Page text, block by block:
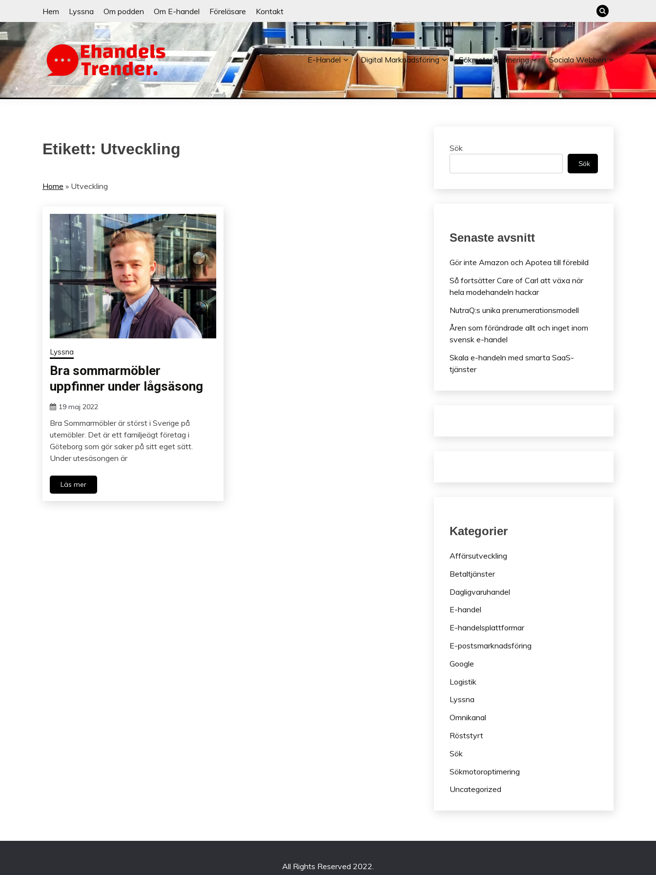
content
Hem Lyssna Om podden Om E-handel Föreläsare Kontakt
EHANDELSTRENDER
När allt blir e-handel
E-Handel Digital Marknadsföring Sökmotoroptimering Sociala Webben
Etikett: Utveckling
Home » Utveckling
Lyssna
Bra sommarmöbler
uppfinner under lågsäsong
19 maj 2022
Bra Sommarmöbler är störst i Sverige på
utemöbler. Det är ett familjeägt företag i
Göteborg som gör saker på sitt eget sätt.
Under utesäsongen är
Läs mer
Sök
Sök
Senaste avsnitt
Gör inte Amazon och Apotea till förebild
Så fortsätter Care of Carl att växa när
hela modehandeln hackar
NutraQ:s unika prenumerationsmodell
Åren som förändrade allt och inget inom
svensk e-handel
Skala e-handeln med smarta SaaS-
tjänster
Kategorier
Affärsutveckling
Betaltjänster
Dagligvaruhandel
E-handel
E-handelsplattformar
E-postsmarknadsföring
Google
Logistik
Lyssna
Omnikanal
Röststyrt
Sök
Sökmotoroptimering
Uncategorized
All Rights Reserved 2022.